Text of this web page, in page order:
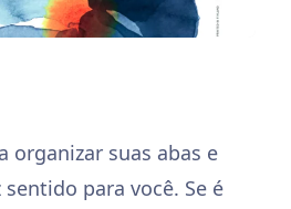
organizar suas abas e
para você. Se é